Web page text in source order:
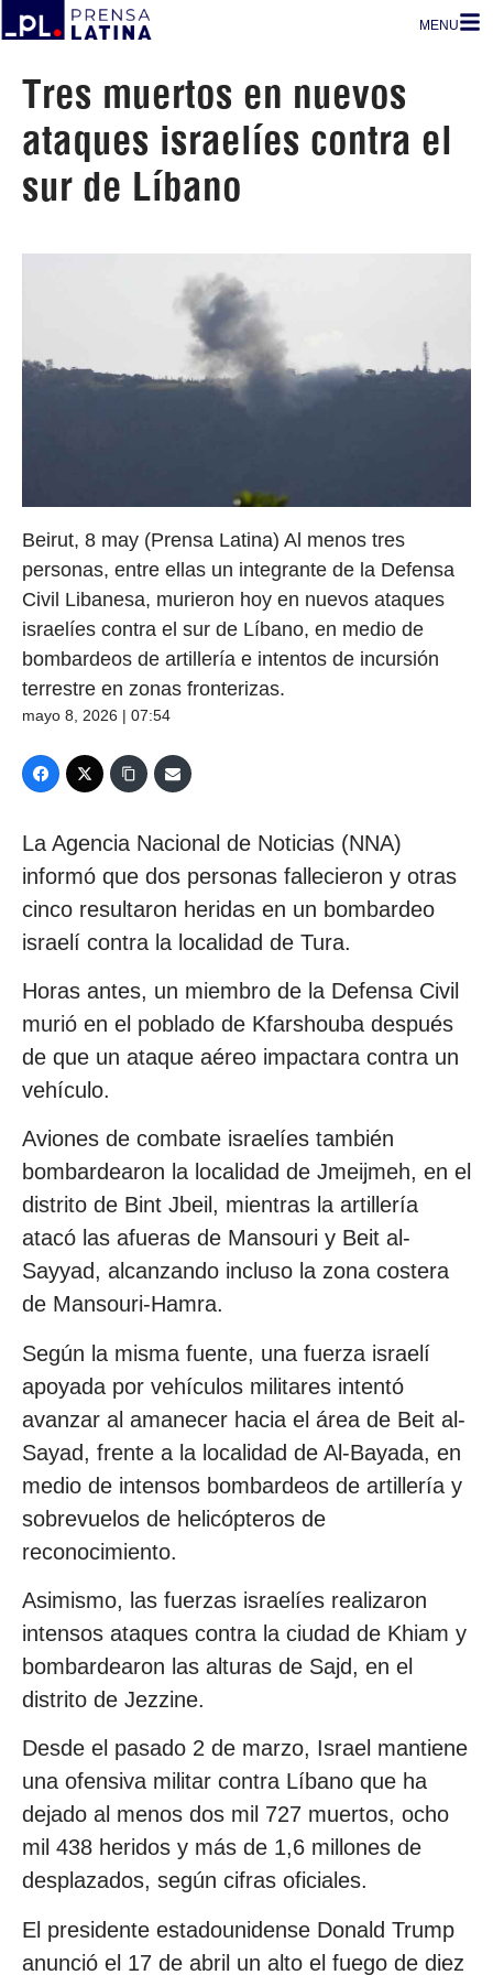
MENU
Tres muertos en nuevos
ataques israelíes contra el
sur de Líbano
Beirut, 8 may (Prensa Latina) Al menos tres
personas, entre ellas un integrante de la Defensa
Civil Libanesa, murieron hoy en nuevos ataques
israelíes contra el sur de Líbano, en medio de
bombardeos de artillería e intentos de incursión
terrestre en zonas fronterizas.
mayo 8, 2026 | 07:54
La Agencia Nacional de Noticias (NNA)
informó que dos personas fallecieron y otras
cinco resultaron heridas en un bombardeo
israelí contra la localidad de Tura.
Horas antes, un miembro de la Defensa Civil
murió en el poblado de Kfarshouba después
de que un ataque aéreo impactara contra un
vehículo.
Aviones de combate israelíes también
bombardearon la localidad de Jmeijmeh, en el
distrito de Bint Jbeil, mientras la artillería
atacó las afueras de Mansouri y Beit al-
Sayyad, alcanzando incluso la zona costera
de Mansouri-Hamra.
Según la misma fuente, una fuerza israelí
apoyada por vehículos militares intentó
avanzar al amanecer hacia el área de Beit al-
Sayad, frente a la localidad de Al-Bayada, en
medio de intensos bombardeos de artillería y
sobrevuelos de helicópteros de
reconocimiento.
Asimismo, las fuerzas israelíes realizaron
intensos ataques contra la ciudad de Khiam y
bombardearon las alturas de Sajd, en el
distrito de Jezzine.
Desde el pasado 2 de marzo, Israel mantiene
una ofensiva militar contra Líbano que ha
dejado al menos dos mil 727 muertos, ocho
mil 438 heridos y más de 1,6 millones de
desplazados, según cifras oficiales.
El presidente estadounidense Donald Trump
anunció el 17 de abril un alto el fuego de diez